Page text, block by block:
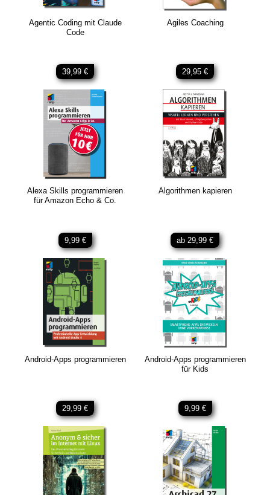
Agentic Coding mit Claude
Code
39,99 €
Agiles Coaching
29,95 €
Alexa Skills programmieren
für Amazon Echo & Co.
9,99 €
Algorithmen kapieren
ab 29,99 €
Android-Apps programmieren
29,99 €
Android-Apps programmieren
für Kids
9,99 €